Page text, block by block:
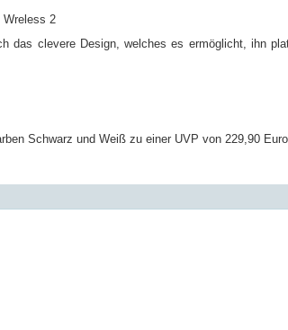
das clevere Design, welches es ermöglicht, ihn
Schwarz und Weiß zu einer UVP von 229,90